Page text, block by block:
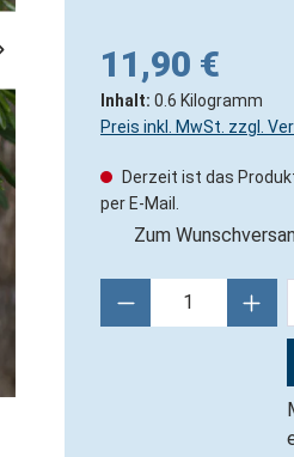
11,90 €
Inhalt: 0.6 Kilogramm
Preis inkl. MwSt. zzgl.
Derzeit ist das
per E-Mail.
Zum